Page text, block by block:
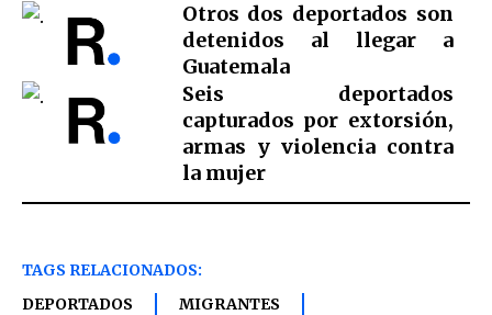
Otros dos deportados son
detenidos al llegar a
Guatemala
Seis deportados
capturados por extorsión,
armas y violencia contra
la mujer
TAGS RELACIONADOS:
DEPORTADOS
MIGRANTES